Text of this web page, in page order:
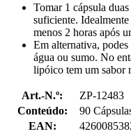
Tomar 1 cápsula
suficiente.
menos 2 horas após
Em alternativa,
água ou sumo. No
lipóico tem um sabor
Art.-N.º:
ZP-12483
Conteúdo:
90
EAN: